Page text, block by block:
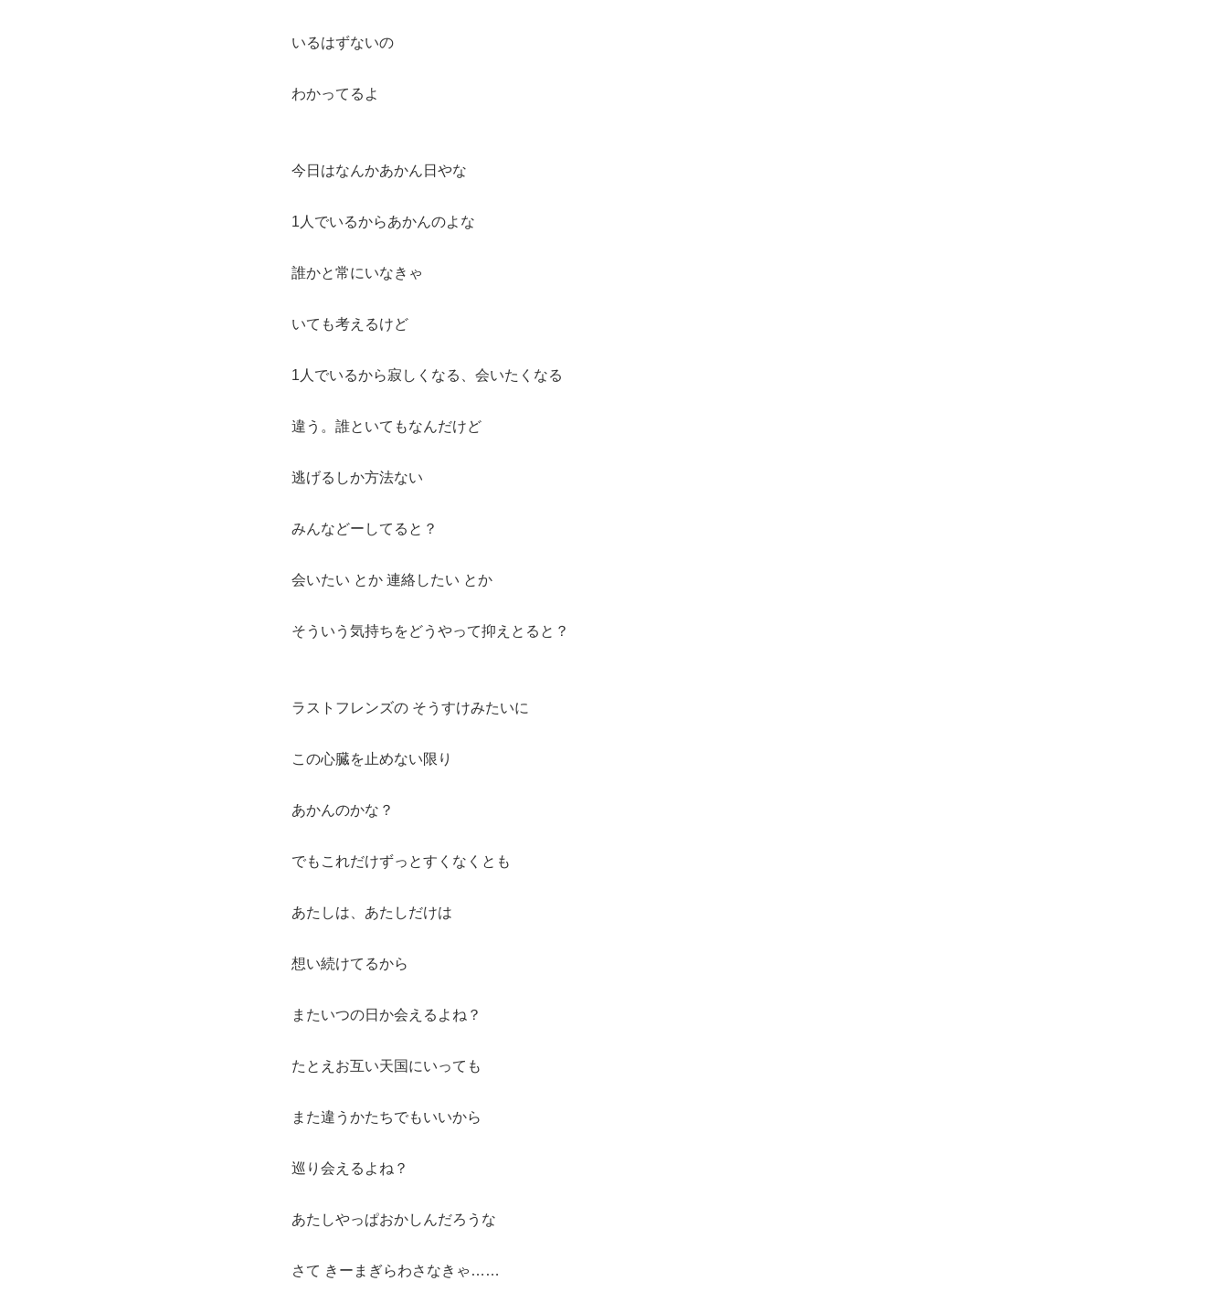
いるはずないの
わかってるよ
今日はなんかあかん日やな
1人でいるからあかんのよな
誰かと常にいなきゃ
いても考えるけど
1人でいるから寂しくなる、会いたくなる
違う。誰といてもなんだけど
逃げるしか方法ない
みんなどーしてると？
会いたい とか 連絡したい とか
そういう気持ちをどうやって抑えとると？
ラストフレンズの そうすけみたいに
この心臓を止めない限り
あかんのかな？
でもこれだけずっとすくなくとも
あたしは、あたしだけは
想い続けてるから
またいつの日か会えるよね？
たとえお互い天国にいっても
また違うかたちでもいいから
巡り会えるよね？
あたしやっぱおかしんだろうな
さて きーまぎらわさなきゃ……